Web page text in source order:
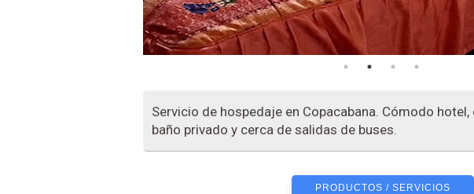
Servicio de hospedaje en Copacabana. Cómodo
baño privado y cerca de salidas de buses.
PRODUCTOS / SERVICIOS